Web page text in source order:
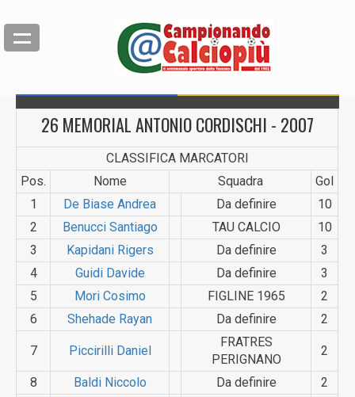
26 MEMORIAL ANTONIO CORDISCHI - 2007
CLASSIFICA MARCATORI
Pos.
Nome Squadra
Gol
1
De Biase Andrea Da definire
10
2
Benucci Santiago TAU CALCIO
10
3
Kapidani Rigers Da definire
3
4
Guidi Davide Da definire
3
5
Mori Cosimo FIGLINE 1965
2
6
Shehade Rayan Da definire 2
7 Piccirilli Daniel
FRATRES
PERIGNANO
2
8 Baldi Niccolo Da definire
2